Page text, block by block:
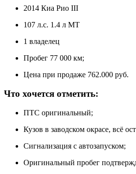
2014 Киа Рио III
107 л.с. 1.4 л МТ
1 владелец
Пробег 77 000 км;
Цена при продаже 762.000 руб.
Что хочется отметить:
ПТС оригинальный;
Кузов в заводском окрасе, всё
Сигнализация с автозапуском;
Оригинальный пробег